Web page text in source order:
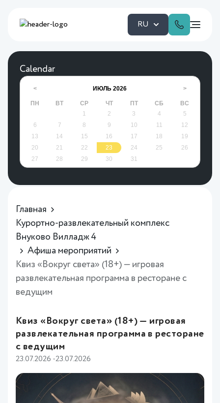
RU
Calendar
< ИЮЛЬ 2026 >
ПН ВТ СР ЧТ ПТ СБ
ВС
1
2 3 4
5
6
7 8 9 10 11
12
13
14 15 16 17 18
19
20
21 22 23 24 25
26
27
28 29 30 31
Главная
Курортно-развлекательный комплекс
Внуково Вилладж 4
Афиша мероприятий
Квиз «Вокруг света» (18+) — игровая
развлекательная программа в ресторане с
ведущим
Квиз «Вокруг света» (18+) — игровая
развлекательная программа в ресторане
с ведущим
23.07.2026 -23.07.2026